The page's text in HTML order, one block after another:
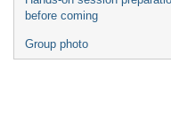
before coming
Group photo